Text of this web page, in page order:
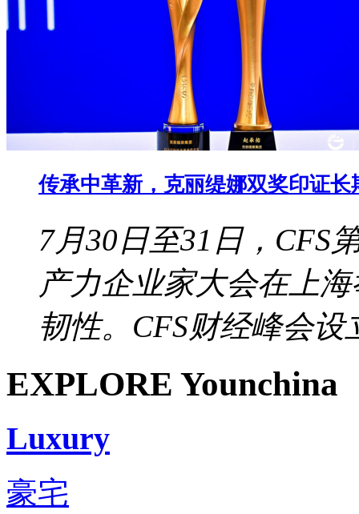
传承中革新，克丽缇娜双奖印证长
7月30日至31日，CFS
产力企业家大会在上
韧性。CFS财经峰会设
EXPLORE Younchina
Luxury
豪宅